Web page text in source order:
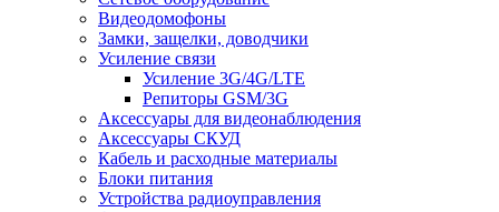
Видеодомофоны
Замки, защелки, доводчики
Усиление связи
Усиление 3G/4G/LTE
Репиторы GSM/3G
Аксессуары для видеонаблюдения
Аксессуары СКУД
Кабель и расходные материалы
Блоки питания
Устройства радиоуправления